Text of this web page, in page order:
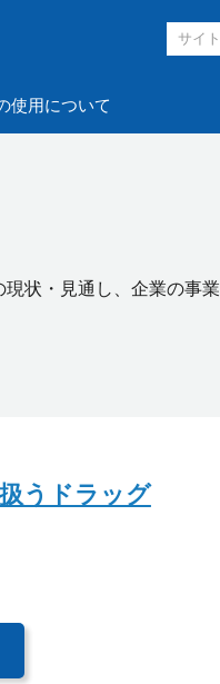
使用について
状・見通し、企業の事業
うドラッグ